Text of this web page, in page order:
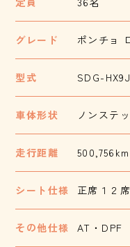
グレード ポンチョ
型式 SDG-
車体形状 ノンステ
走行距離 500,756km
シート仕様 正席１２
その他仕様 AT・DPF